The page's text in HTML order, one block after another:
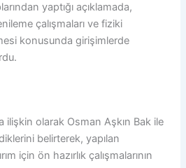
yaptığı açıklamada,
çalışmaları ve fiziki
konusunda girişimlerde
ilişkin olarak Osman Aşkın Bak ile
belirterek, yapılan
için ön hazırlık çalışmalarının